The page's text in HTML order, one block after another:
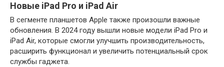
Новые iPad Pro и iPad Air
В сегменте планшетов Apple также произошли важные
обновления. В 2024 году вышли новые модели iPad Pro и
iPad Air, которые смогли улучшить производительность,
расширить функционал и увеличить потенциальный срок
службы гаджета.